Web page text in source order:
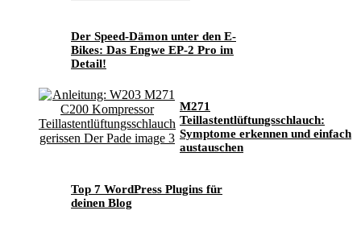
Der Speed-Dämon unter den E-
Bikes: Das Engwe EP-2 Pro im
Detail!
M271
Teillastentlüftungsschlauch:
Symptome erkennen und einfach
austauschen
Top 7 WordPress Plugins für
deinen Blog